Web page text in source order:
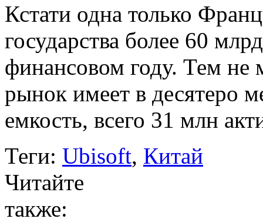
Кстати одна только
государства более 60
финансовом году. Тем не
рынок имеет в десятеро
емкость, всего 31 млн
Теги: Ubisoft, Китай
Читайте
также: